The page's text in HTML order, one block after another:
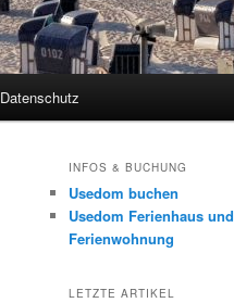
Datenschutz
INFOS & BUCHUNG
Usedom buchen
Usedom Ferienhaus und
Ferienwohnung
LETZTE ARTIKEL